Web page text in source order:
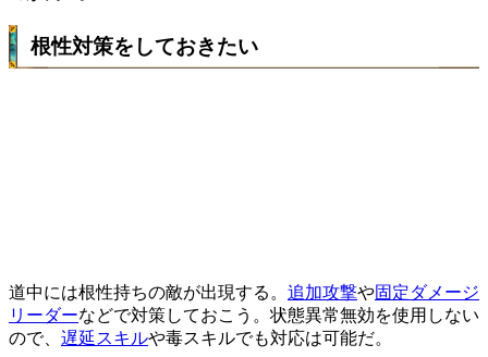
根性対策をしておきたい
道中には根性持ちの敵が出現する。 追加攻撃や固定ダメージ
リーダーなどで対策しておこう。状態異常無効を使用しない
ので、 遅延スキルや毒スキルでも対応は可能だ。